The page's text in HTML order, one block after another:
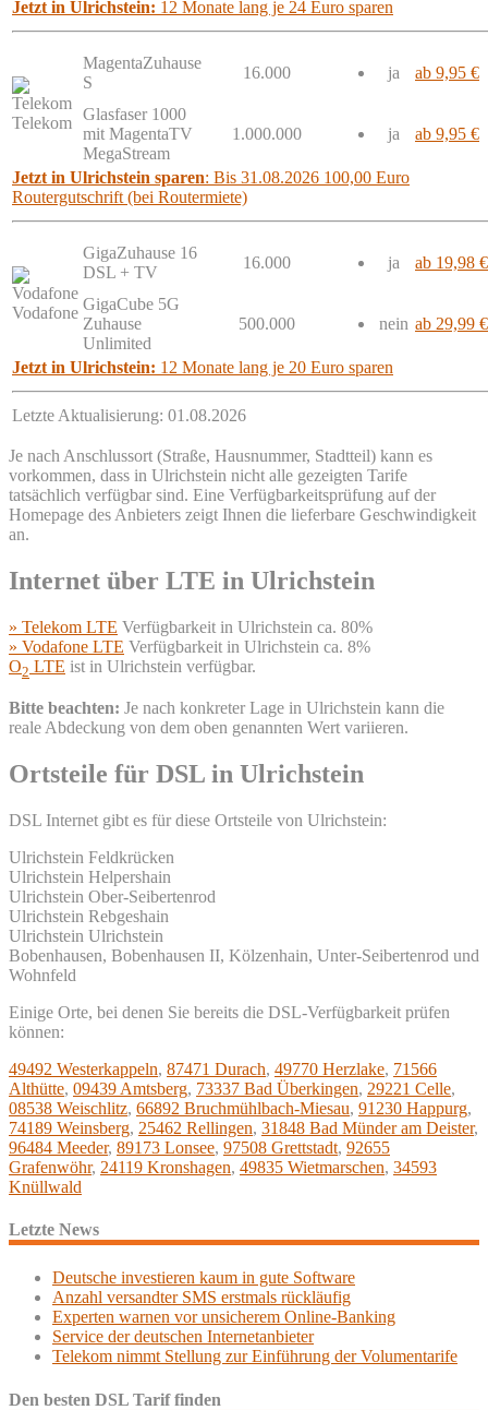
Jetzt in Ulrichstein: 12 Monate lang je 24 Euro sparen
Telekom
MagentaZuhause
S
16.000 ja ab 9,95 €
Glasfaser 1000
mit MagentaTV
MegaStream
1.000.000 ja ab 9,95 €
Jetzt in Ulrichstein sparen: Bis 31.08.2026 100,00 Euro
Routergutschrift (bei Routermiete)
Vodafone
GigaZuhause 16
DSL + TV
16.000 ja ab 19,98 €
GigaCube 5G
Zuhause
Unlimited
500.000 nein ab 29,99 €
Jetzt in Ulrichstein: 12 Monate lang je 20 Euro sparen
Letzte Aktualisierung: 01.08.2026
Je nach Anschlussort (Straße, Hausnummer, Stadtteil) kann es
vorkommen, dass in Ulrichstein nicht alle gezeigten Tarife
tatsächlich verfügbar sind. Eine Verfügbarkeitsprüfung auf der
Homepage des Anbieters zeigt Ihnen die lieferbare Geschwindigkeit
an.
Internet über LTE in Ulrichstein
» Telekom LTE Verfügbarkeit in Ulrichstein ca. 80%
» Vodafone LTE Verfügbarkeit in Ulrichstein ca. 8%
O2 LTE ist in Ulrichstein verfügbar.
Bitte beachten: Je nach konkreter Lage in Ulrichstein kann die
reale Abdeckung von dem oben genannten Wert variieren.
Ortsteile für DSL in Ulrichstein
DSL Internet gibt es für diese Ortsteile von Ulrichstein:
Ulrichstein Feldkrücken
Ulrichstein Helpershain
Ulrichstein Ober-Seibertenrod
Ulrichstein Rebgeshain
Ulrichstein Ulrichstein
Bobenhausen, Bobenhausen II, Kölzenhain, Unter-Seibertenrod und
Wohnfeld
Einige Orte, bei denen Sie bereits die DSL-Verfügbarkeit prüfen
können:
49492 Westerkappeln, 87471 Durach, 49770 Herzlake, 71566
Althütte, 09439 Amtsberg, 73337 Bad Überkingen, 29221 Celle,
08538 Weischlitz, 66892 Bruchmühlbach-Miesau, 91230 Happurg,
74189 Weinsberg, 25462 Rellingen, 31848 Bad Münder am Deister,
96484 Meeder, 89173 Lonsee, 97508 Grettstadt, 92655
Grafenwöhr, 24119 Kronshagen, 49835 Wietmarschen, 34593
Knüllwald
Letzte News
Deutsche investieren kaum in gute Software
Anzahl versandter SMS erstmals rückläufig
Experten warnen vor unsicherem Online-Banking
Service der deutschen Internetanbieter
Telekom nimmt Stellung zur Einführung der Volumentarife
Den besten DSL Tarif finden